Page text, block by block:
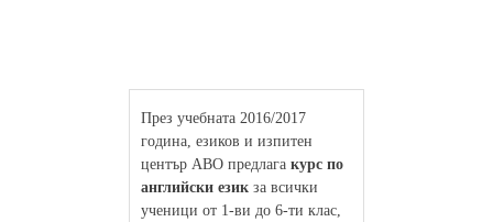
През учебната 2016/2017
година, езиков и изпитен
център АВО предлага курс по
английски език за всички
ученици от 1-ви до 6-ти клас,